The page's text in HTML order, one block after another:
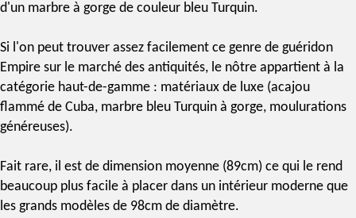
d'un marbre à gorge de couleur bleu Turquin.
Si l'on peut trouver assez facilement ce genre de guéridon
Empire sur le marché des antiquités, le nôtre appartient à la
catégorie haut-de-gamme : matériaux de luxe (acajou
flammé de Cuba, marbre bleu Turquin à gorge, moulurations
généreuses).
Fait rare, il est de dimension moyenne (89cm) ce qui le rend
beaucoup plus facile à placer dans un intérieur moderne que
les grands modèles de 98cm de diamètre.